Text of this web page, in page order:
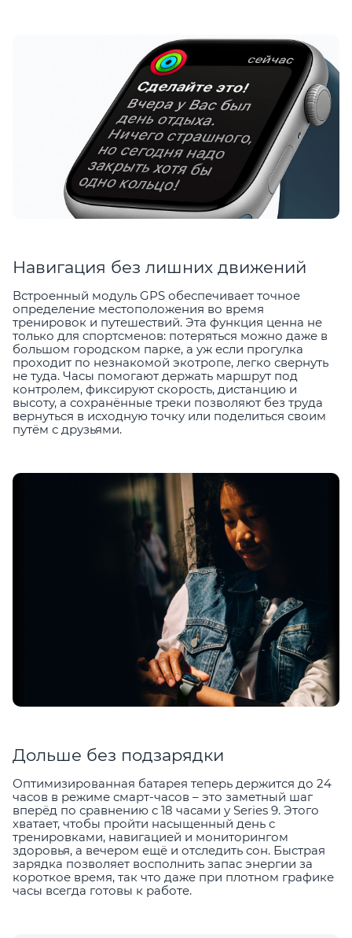
Навигация без лишних движений
Встроенный модуль GPS обеспечивает точное
определение местоположения во время
тренировок и путешествий. Эта функция ценна не
только для спортсменов: потеряться можно даже в
большом городском парке, а уж если прогулка
проходит по незнакомой экотропе, легко свернуть
не туда. Часы помогают держать маршрут под
контролем, фиксируют скорость, дистанцию и
высоту, а сохранённые треки позволяют без труда
вернуться в исходную точку или поделиться своим
путём с друзьями.
Дольше без подзарядки
Оптимизированная батарея теперь держится до 24
часов в режиме смарт-часов – это заметный шаг
вперёд по сравнению с 18 часами у Series 9. Этого
хватает, чтобы пройти насыщенный день с
тренировками, навигацией и мониторингом
здоровья, а вечером ещё и отследить сон. Быстрая
зарядка позволяет восполнить запас энергии за
короткое время, так что даже при плотном графике
часы всегда готовы к работе.